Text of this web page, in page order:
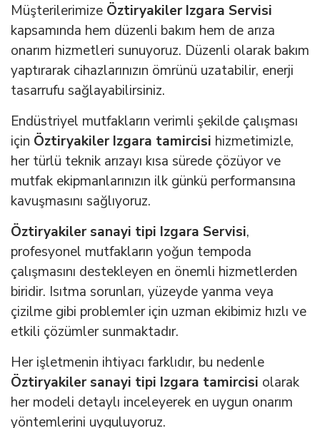
Müşterilerimize Öztiryakiler Izgara Servisi
kapsamında hem düzenli bakım hem de arıza
onarım hizmetleri sunuyoruz. Düzenli olarak bakım
yaptırarak cihazlarınızın ömrünü uzatabilir, enerji
tasarrufu sağlayabilirsiniz.
Endüstriyel mutfakların verimli şekilde çalışması
için Öztiryakiler Izgara tamircisi hizmetimizle,
her türlü teknik arızayı kısa sürede çözüyor ve
mutfak ekipmanlarınızın ilk günkü performansına
kavuşmasını sağlıyoruz.
Öztiryakiler sanayi tipi Izgara Servisi,
profesyonel mutfakların yoğun tempoda
çalışmasını destekleyen en önemli hizmetlerden
biridir. Isıtma sorunları, yüzeyde yanma veya
çizilme gibi problemler için uzman ekibimiz hızlı ve
etkili çözümler sunmaktadır.
Her işletmenin ihtiyacı farklıdır, bu nedenle
Öztiryakiler sanayi tipi Izgara tamircisi olarak
her modeli detaylı inceleyerek en uygun onarım
yöntemlerini uyguluyoruz.